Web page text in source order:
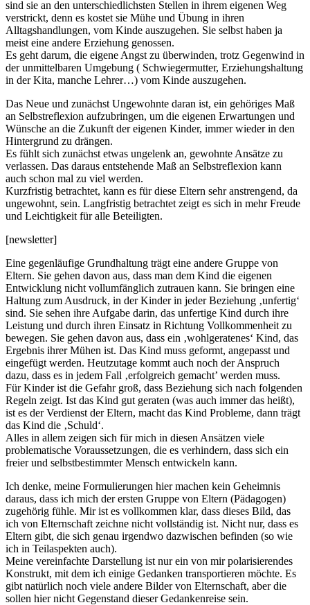
sind sie an den unterschiedlichsten Stellen in ihrem eigenen Weg
verstrickt, denn es kostet sie Mühe und Übung in ihren
Alltagshandlungen, vom Kinde auszugehen. Sie selbst haben ja
meist eine andere Erziehung genossen.
Es geht darum, die eigene Angst zu überwinden, trotz Gegenwind in
der unmittelbaren Umgebung ( Schwiegermutter, Erziehungshaltung
in der Kita, manche Lehrer…) vom Kinde auszugehen.
Das Neue und zunächst Ungewohnte daran ist, ein gehöriges Maß
an Selbstreflexion aufzubringen, um die eigenen Erwartungen und
Wünsche an die Zukunft der eigenen Kinder, immer wieder in den
Hintergrund zu drängen.
Es fühlt sich zunächst etwas ungelenk an, gewohnte Ansätze zu
verlassen. Das daraus entstehende Maß an Selbstreflexion kann
auch schon mal zu viel werden.
Kurzfristig betrachtet, kann es für diese Eltern sehr anstrengend, da
ungewohnt, sein. Langfristig betrachtet zeigt es sich in mehr Freude
und Leichtigkeit für alle Beteiligten.
[newsletter]
Eine gegenläufige Grundhaltung trägt eine andere Gruppe von
Eltern. Sie gehen davon aus, dass man dem Kind die eigenen
Entwicklung nicht vollumfänglich zutrauen kann. Sie bringen eine
Haltung zum Ausdruck, in der Kinder in jeder Beziehung ‚unfertig‘
sind. Sie sehen ihre Aufgabe darin, das unfertige Kind durch ihre
Leistung und durch ihren Einsatz in Richtung Vollkommenheit zu
bewegen. Sie gehen davon aus, dass ein ‚wohlgeratenes‘ Kind, das
Ergebnis ihrer Mühen ist. Das Kind muss geformt, angepasst und
eingefügt werden. Heutzutage kommt auch noch der Anspruch
dazu, dass es in jedem Fall ‚erfolgreich gemacht’ werden muss.
Für Kinder ist die Gefahr groß, dass Beziehung sich nach folgenden
Regeln zeigt. Ist das Kind gut geraten (was auch immer das heißt),
ist es der Verdienst der Eltern, macht das Kind Probleme, dann trägt
das Kind die ‚Schuld‘.
Alles in allem zeigen sich für mich in diesen Ansätzen viele
problematische Voraussetzungen, die es verhindern, dass sich ein
freier und selbstbestimmter Mensch entwickeln kann.
Ich denke, meine Formulierungen hier machen kein Geheimnis
daraus, dass ich mich der ersten Gruppe von Eltern (Pädagogen)
zugehörig fühle. Mir ist es vollkommen klar, dass dieses Bild, das
ich von Elternschaft zeichne nicht vollständig ist. Nicht nur, dass es
Eltern gibt, die sich genau irgendwo dazwischen befinden (so wie
ich in Teilaspekten auch).
Meine vereinfachte Darstellung ist nur ein von mir polarisierendes
Konstrukt, mit dem ich einige Gedanken transportieren möchte. Es
gibt natürlich noch viele andere Bilder von Elternschaft, aber die
sollen hier nicht Gegenstand dieser Gedankenreise sein.